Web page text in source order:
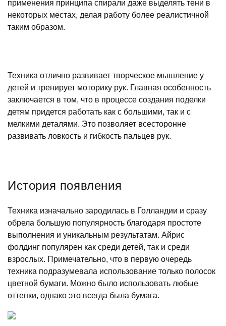
применения принципа спирали даже выделять тени в
некоторых местах, делая работу более реалистичной
таким образом.
Техника отлично развивает творческое мышление у
детей и тренирует моторику рук. Главная особенность
заключается в том, что в процессе создания поделки
детям придется работать как с большими, так и с
мелкими деталями. Это позволяет всесторонне
развивать ловкость и гибкость пальцев рук.
История появления
Техника изначально зародилась в Голландии и сразу
обрела большую популярность благодаря простоте
выполнения и уникальным результатам. Айрис
фолдинг популярен как среди детей, так и среди
взрослых. Примечательно, что в первую очередь
техника подразумевала использование только полосок
цветной бумаги. Можно было использовать любые
оттенки, однако это всегда была бумага.